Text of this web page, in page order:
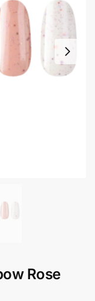
Rose